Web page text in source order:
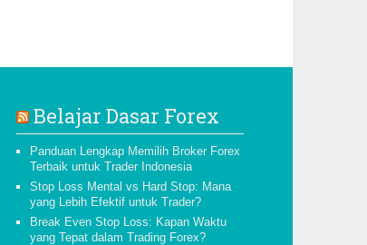
Belajar Dasar Forex
Panduan Lengkap Memilih Broker Forex
Terbaik untuk Trader Indonesia
Stop Loss Mental vs Hard Stop: Mana
yang Lebih Efektif untuk Trader?
Break Even Stop Loss: Kapan Waktu
yang Tepat dalam Trading Forex?